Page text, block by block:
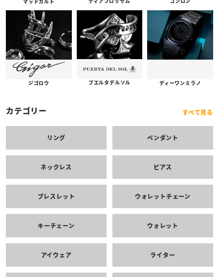
マッドカルト ディアブロッサム コンロン
ジゴロウ ディーワンミラノ
リング ペンダント
ネックレス ピアス
ブレスレット ウォレットチェーン
キーチェーン ウォレット